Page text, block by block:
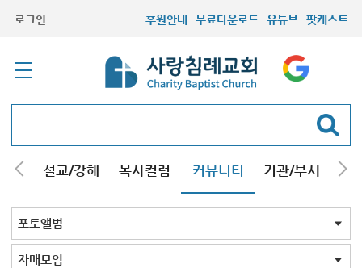
로그인 후원안내 무료다운로드 유튜브 팟캐스트
내 설교/강해 목사컬럼 커뮤니티 기관/부서 선
최근등록자료
자유게시판
교회소식
성도컬럼
새가족사진
새가족가이드
포토앨범
찬양쉼터
신앙도서
성경읽기퀴즈
기도부탁
포토앨범 전체
목회자
주일학교
중고등부
청장년부
형제모임
자매모임